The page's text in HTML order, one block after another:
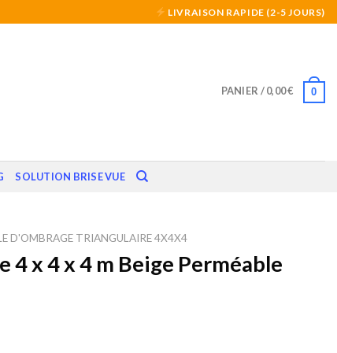
LIVRAISON RAPIDE (2-5 JOURS)
PANIER /0,00€ 0
SOLUTION BRISE VUE
D'OMBRAGE TRIANGULAIRE 4X4X4
4 x 4 x 4 m Beige Perméable